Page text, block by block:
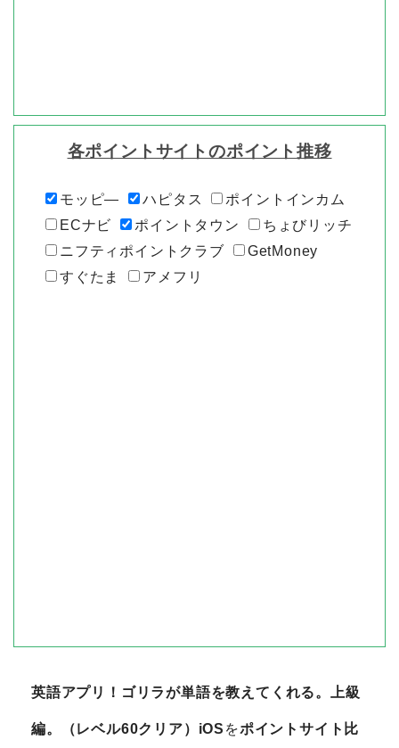
各ポイントサイトのポイント推移
モッピ― ハピタス
ポイントインカム
ECナビ
ポイントタウン
ちょびリッチ
ニフティポイントクラブ
GetMoney
すぐたま
アメフリ
英語アプリ！ゴリラが単語を教えてくれる。上級
編。（レベル60クリア）iOS をポイントサイト比